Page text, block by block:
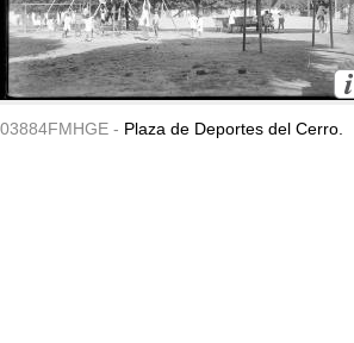
03884FMHGE - Plaza de Deportes del Cerro.